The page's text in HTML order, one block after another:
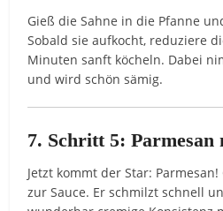
Gieß die Sahne in die Pfanne
Sobald sie aufkocht, reduziere
Minuten sanft köcheln. Dabei
und wird schön sämig.
7. Schritt 5: Parmesan
Jetzt kommt der Star:
zur Sauce. Er schmilzt schnell